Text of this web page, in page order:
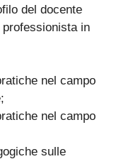
del docente
in
nel campo
nel campo
sulle